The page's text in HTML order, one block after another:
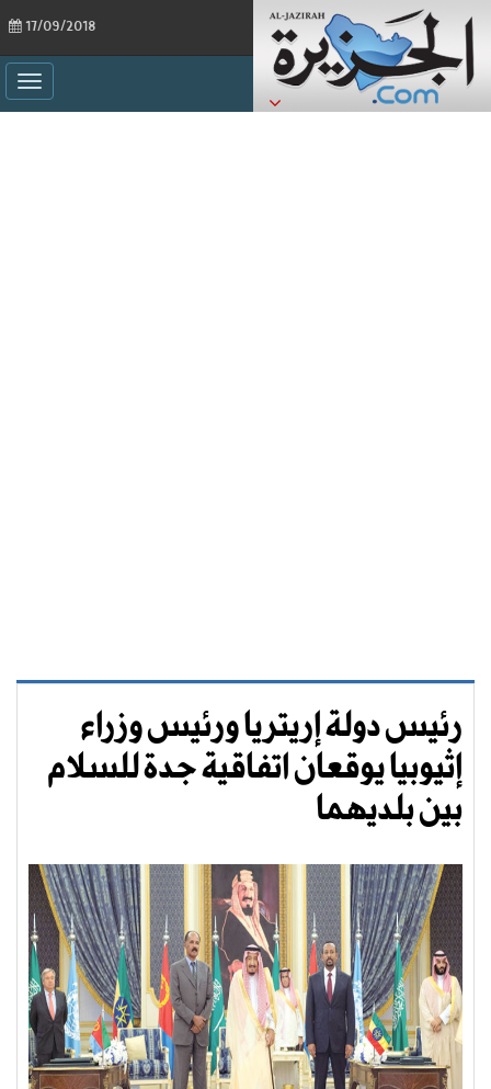
رئيس دولة إريتريا ورئيس وزراء
إثيوبيا يوقعان اتفاقية جدة للسلام
بين بلديهما